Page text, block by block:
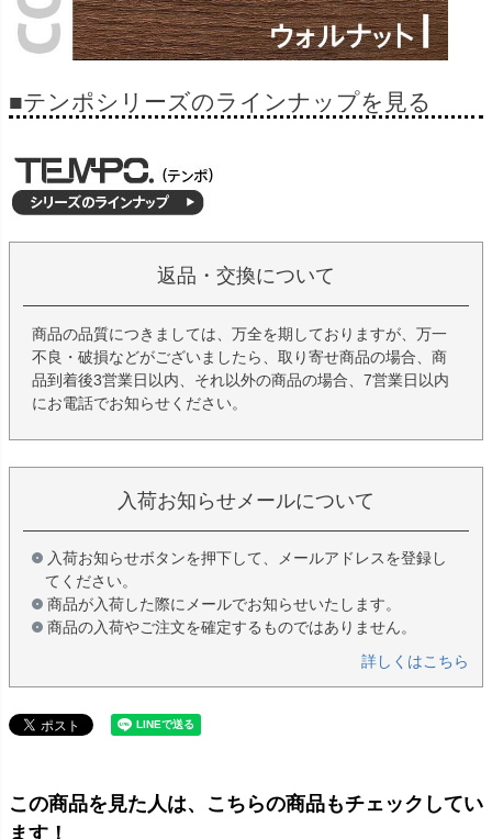
■テンポシリーズのラインナップを見る
返品・交換について
商品の品質につきましては、万全を期しておりますが、万一
不良・破損などがございましたら、取り寄せ商品の場合、商
品到着後3営業日以内、それ以外の商品の場合、7営業日以内
にお電話でお知らせください。
入荷お知らせメールについて
入荷お知らせボタンを押下して、メールアドレスを登録し
てください。
商品が入荷した際にメールでお知らせいたします。
商品の入荷やご注文を確定するものではありません。
詳しくはこちら
この商品を見た人は、こちらの商品もチェックしてい
ます！